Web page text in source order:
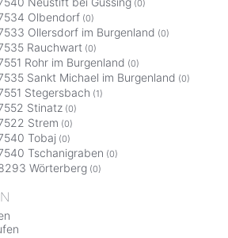
(0)
Olbendorf (0)
Ollersdorf im Burgenland (0)
Rauchwart (0)
Rohr im Burgenland (0)
Sankt Michael im Burgenland (0)
Stegersbach (1)
Stinatz (0)
Strem (0)
Tobaj (0)
Tschanigraben (0)
Wörterberg (0)